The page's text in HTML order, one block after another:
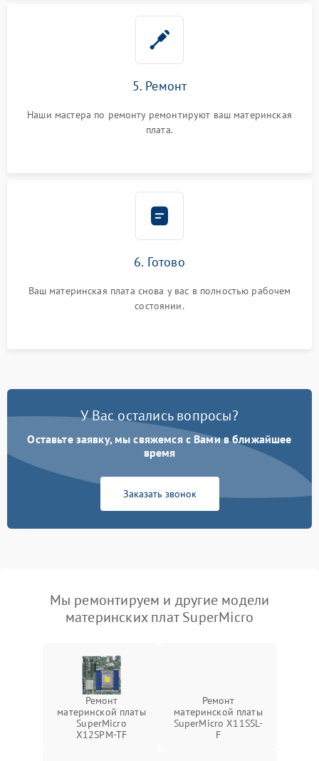
5. Ремонт
Наши мастера по ремонту ремонтируют ваш материнская
плата.
6. Готово
Ваш материнская плата снова у вас в полностью рабочем
состоянии.
У Вас остались вопросы?
Оставьте заявку, мы свяжемся с Вами в ближайшее
время
Заказать звонок
Мы ремонтируем и другие модели
материнских плат SuperMicro
Ремонт
материнской платы
SuperMicro
X12SPM-TF
Ремонт
материнской платы
SuperMicro X11SSL-
F